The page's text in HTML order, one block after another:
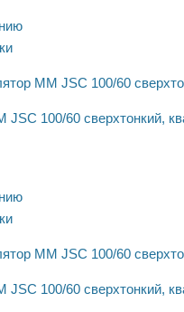
JSC 100/60 сверхтонкий,
JSC 100/60 сверхтонкий,